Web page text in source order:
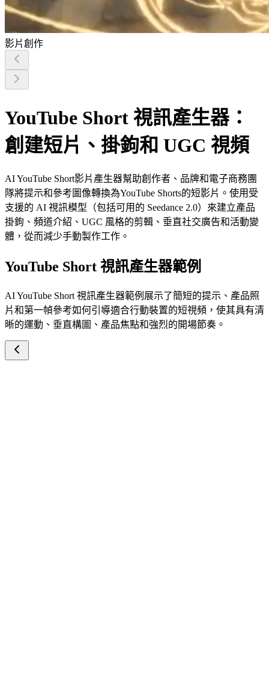
影片創作
YouTube Short 視訊產生器：
創建短片、掛鉤和 UGC 視頻
AI YouTube Short影片產生器幫助創作者、品牌和電子商務團
隊將提示和參考圖像轉換為YouTube Shorts的短影片。使用受
支援的 AI 視訊模型（包括可用的 Seedance 2.0）來建立產品
掛鉤、頻道介紹、UGC 風格的剪輯、垂直社交廣告和活動變
體，從而減少手動製作工作。
YouTube Short 視訊產生器範例
AI YouTube Short 視訊產生器範例展示了簡短的提示、產品照
片和第一幀參考如何引導適合行動裝置的短視頻，使其具有清
晰的運動、垂直構圖、產品焦點和強烈的開場節奏。